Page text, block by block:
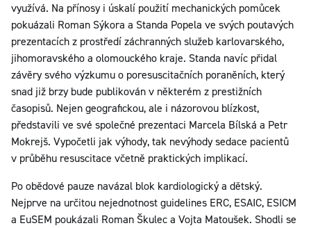
využívá. Na přínosy i úskalí použití mechanických pomůcek
pokuázali Roman Sýkora a Standa Popela ve svých poutavých
prezentacích z prostředí záchranných služeb karlovarského,
jihomoravského a olomouckého kraje. Standa navíc přidal
závěry svého výzkumu o poresuscitačních poraněních, který
snad již brzy bude publikován v některém z prestižních
časopisů. Nejen geografickou, ale i názorovou blízkost,
představili ve své společné prezentaci Marcela Bílská a Petr
Mokrejš. Vypočetli jak výhody, tak nevýhody sedace pacientů
v průběhu resuscitace včetně praktických implikací.
Po obědové pauze navázal blok kardiologický a dětský.
Nejprve na určitou nejednotnost guidelines ERC, ESAIC, ESICM
a EuSEM poukázali Roman Škulec a Vojta Matoušek. Shodli se